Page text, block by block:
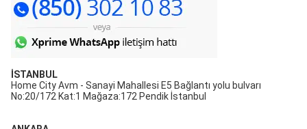
İSTANBUL
Home City Avm - Sanayi Mahallesi E5 Bağlantı yolu bulvarı
No:20/172 Kat:1 Mağaza:172 Pendik İstanbul